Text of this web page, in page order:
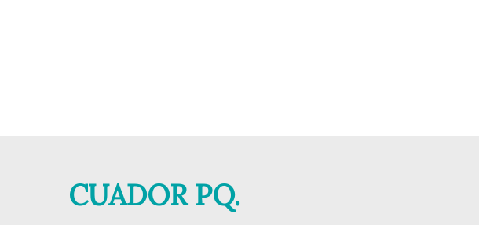
CUADOR PQ.